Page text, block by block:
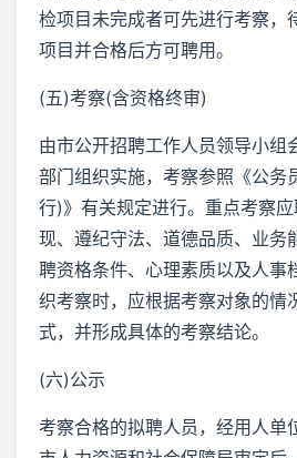
检项目未完成者可先进行考察，
项目并合格后方可聘用。
(五)考察(含资格终审)
由市公开招聘工作人员领导小组
部门组织实施，考察参照《公务
行)》有关规定进行。重点考察
现、遵纪守法、道德品质、业务
聘资格条件、心理素质以及人事
织考察时，应根据考察对象的情
式，并形成具体的考察结论。
(六)公示
考察合格的拟聘人员，经用人单